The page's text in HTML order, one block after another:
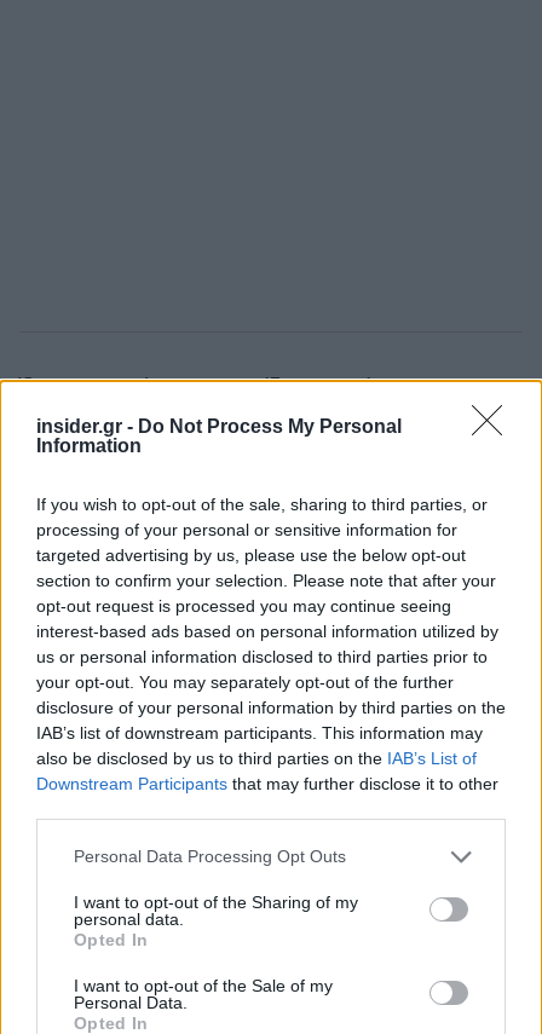
insider.gr - Do Not Process My Personal
Information
If you wish to opt-out of the sale, sharing to third parties, or
processing of your personal or sensitive information for
targeted advertising by us, please use the below opt-out
section to confirm your selection. Please note that after your
opt-out request is processed you may continue seeing
interest-based ads based on personal information utilized by
us or personal information disclosed to third parties prior to
your opt-out. You may separately opt-out of the further
disclosure of your personal information by third parties on the
IAB’s list of downstream participants. This information may
also be disclosed by us to third parties on the IAB’s List of
Downstream Participants that may further disclose it to other
Please note that this website/app uses one or more Google
not limited to your visit or usage behaviour. You may click to
grant or deny consent to Google and its third-party tags to
use your data for below specified purposes in below Google
consent section.
Personal Data Processing Opt Outs
I want to opt-out of the Sharing of my
personal data.
Opted In
I want to opt-out of the Sale of my
Personal Data.
Opted In
Όπως αναφέρεται στην ίδια ανακοίνωση ο
αναπληρωτής υπουργός Υποδομών και
Μεταφορών Κωνσταντίνος Κυρανάκης δήλωσε:
πρώτες ημέρες στο υπουργείο, θέσαμε έναν
πολύ συγκεκριμένο στόχο: η εκπαίδευση στον
ελληνικό σιδηρόδρομο να πάψει να είναι κυρίως
θεωρία, χαρτιά και διαδικασίες, και να περάσει σε
ένα σύγχρονο και πρακτικό μοντέλο, με
πραγματική προσομοίωση συνθηκών λειτουργίας.
Η προμήθεια των νέων προσομοιωτών είναι ένα
σημαντικό βήμα προς αυτή την κατεύθυνση. Οι
μηχανοδηγοί, οι σταθμάρχες και το προσωπικό
κυκλοφορίας πρέπει να μπορούν να
εκπαιδεύονται σε όλα τα σενάρια: από την
κανονική λειτουργία μέχρι την παραβίαση
σηματοδότη, την υπέρβαση ταχύτητας, τη
λειτουργία του ETCS, τις υποβαθμισμένες
συνθήκες και τα έκτακτα περιστατικά.
Τέλος, ο διευθύνων σύμβουλος των